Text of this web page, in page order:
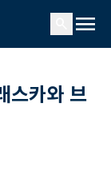
menu
스카와 브